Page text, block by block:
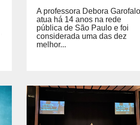
A professora Debora Garofalo
atua há 14 anos na rede
pública de São Paulo e foi
considerada uma das dez
melhor...